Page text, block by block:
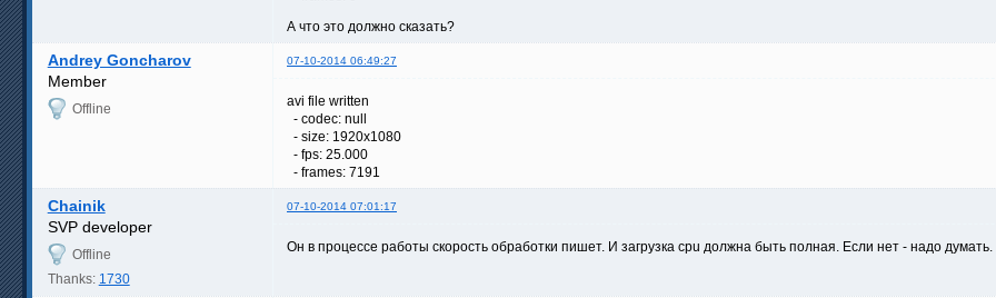
А что это должно сказать?
Andrey Goncharov 07-10-2014 06:49:27
Member
Offline
avi file written
- codec: null
- size: 1920x1080
- fps: 25.000
- frames: 7191
Chainik 07-10-2014 07:01:17
SVP developer
Offline
Thanks: 1730
Он в процессе работы скорость обработки пишет. И загрузка cpu должна быть полная. Если нет - надо думать.